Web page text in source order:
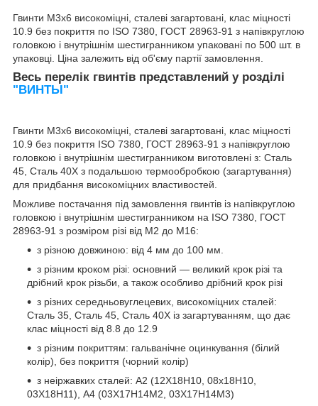
Гвинти М3х6 високоміцні, сталеві загартовані, клас міцності
10.9 без покриття по ISO 7380, ГОСТ 28963-91 з напівкруглою
головкою і внутрішнім шестигранником упаковані по 500 шт. в
упаковці. Ціна залежить від об'єму партії замовлення.
Весь перелік гвинтів представлений у розділі
"ВИНТЫ"
Гвинти М3х6 високоміцні, сталеві загартовані, клас міцності
10.9 без покриття ISO 7380, ГОСТ 28963-91 з напівкруглою
головкою і внутрішнім шестигранником виготовлені з: Сталь
45, Сталь 40Х з подальшою термообробкою (загартування)
для придбання високоміцних властивостей.
Можливе постачання під замовлення гвинтів із напівкруглою
головкою і внутрішнім шестигранником на ISO 7380, ГОСТ
28963-91 з розміром різі від М2 до М16:
з різною довжиною: від 4 мм до 100 мм.
з різним кроком різі: основний — великий крок різі та
дрібний крок різьби, а також особливо дрібний крок різі
з різних середньовуглецевих, високоміцних сталей:
Сталь 35, Сталь 45, Сталь 40Х із загартуванням, що дає
клас міцності від 8.8 до 12.9
з різним покриттям: гальванічне оцинкування (білий
колір), без покриття (чорний колір)
з неіржавких сталей: А2 (12Х18Н10, 08х18Н10,
03Х18Н11), А4 (03Х17Н14М2, 03Х17Н14М3)